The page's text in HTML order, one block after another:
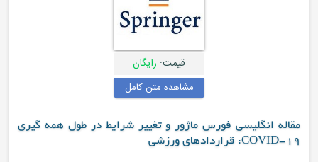
قیمت: رایگان
مشاهده متن کامل
مقاله انگلیسی فورس ماژور و تغییر شرایط در طول همه گیری
COVID-19: قراردادهای ورزشی